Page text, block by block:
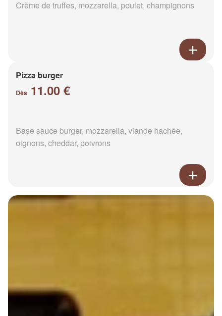
Crème de truffes, mozzarella, poulet, champignons
Pizza burger
Dès 11.00 €
Base sauce burger, mozzarella, viande hachée,
oignons, cheddar, poivrons